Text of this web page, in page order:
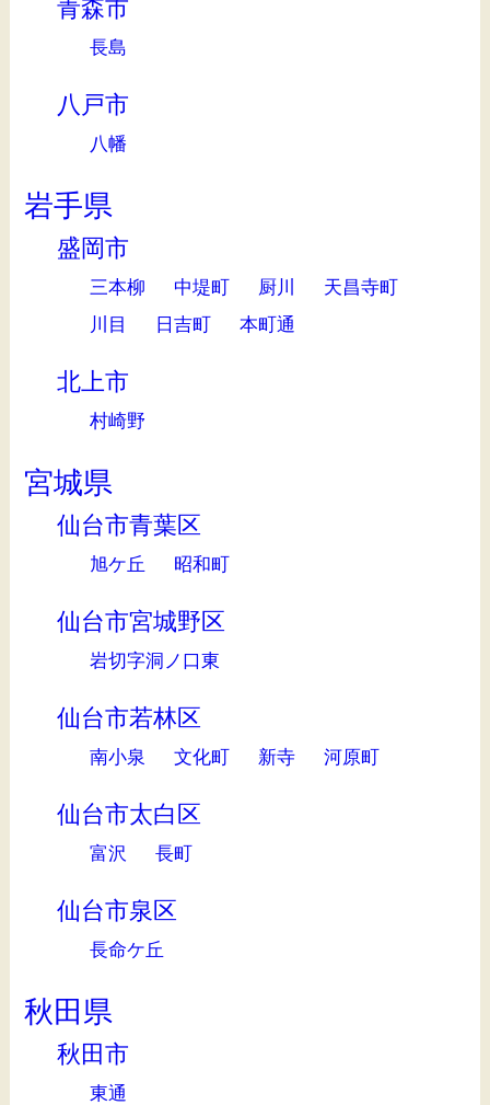
青森市
長島
八戸市
八幡
岩手県
盛岡市
三本柳 中堤町 厨川
天昌寺町
川目
日吉町 本町通
北上市
村崎野
宮城県
仙台市青葉区
旭ケ丘 昭和町
仙台市宮城野区
岩切字洞ノ口東
仙台市若林区
南小泉 文化町 新寺 河原町
仙台市太白区
富沢 長町
仙台市泉区
長命ケ丘
秋田県
秋田市
東通